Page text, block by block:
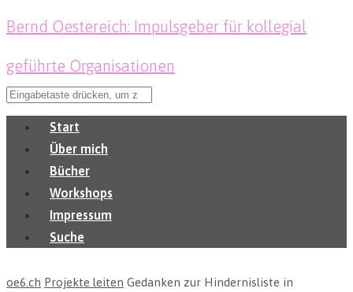
Bernd Oestereich: Impulsgeber für kollegial
geführte Organisationen
Start
Über mich
Bücher
Workshops
Impressum
Suche
oe6.ch Projekte leiten Gedanken zur Hindernisliste in